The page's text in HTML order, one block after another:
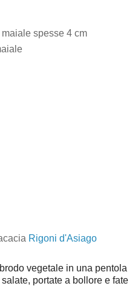
spesse 4 cm
Rigoni d'Asiago
vegetale in una pentola
portate a bollore e fate